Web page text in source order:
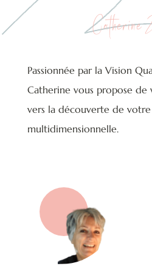
Passionnée par la Vision
Catherine vous propose de
vers la découverte de
multidimensionnelle.